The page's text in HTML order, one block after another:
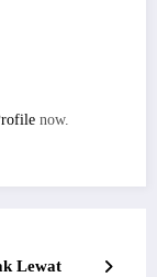
now.
Lewat